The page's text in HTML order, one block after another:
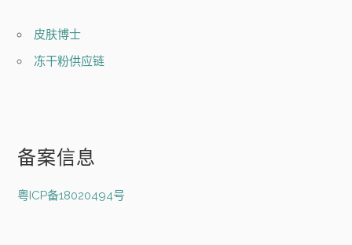
皮肤博士
冻干粉供应链
备案信息
粤ICP备18020494号